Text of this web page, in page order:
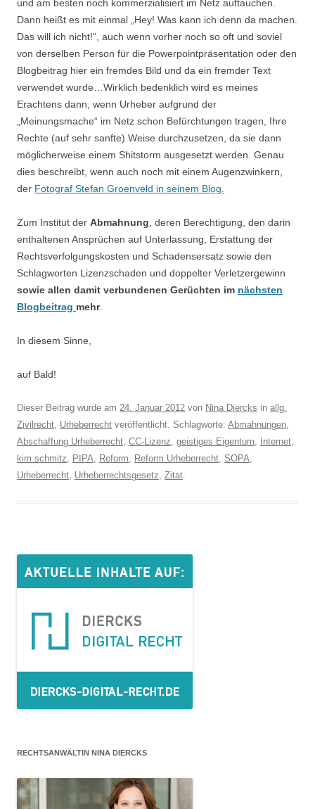
und am besten noch kommerzialisiert im Netz auftauchen.
Dann heißt es mit einmal „Hey! Was kann ich denn da machen.
Das will ich nicht!“, auch wenn vorher noch so oft und soviel
von derselben Person für die Powerpointpräsentation oder den
Blogbeitrag hier ein fremdes Bild und da ein fremder Text
verwendet wurde…Wirklich bedenklich wird es meines
Erachtens dann, wenn Urheber aufgrund der
„Meinungsmache“ im Netz schon Befürchtungen tragen, Ihre
Rechte (auf sehr sanfte) Weise durchzusetzen, da sie dann
möglicherweise einem Shitstorm ausgesetzt werden. Genau
dies beschreibt, wenn auch noch mit einem Augenzwinkern,
der Fotograf Stefan Groenveld in seinem Blog.
Zum Institut der Abmahnung , deren Berechtigung, den darin
enthaltenen Ansprüchen auf Unterlassung, Erstattung der
Rechtsverfolgungskosten und Schadensersatz sowie den
Schlagworten Lizenzschaden und doppelter Verletzergewinn
sowie allen damit verbundenen Gerüchten im nächsten
Blogbeitrag mehr.
In diesem Sinne,
auf Bald!
Dieser Beitrag wurde am 24. Januar 2012 von Nina Diercks in allg.
Zivilrecht, Urheberrecht veröffentlicht. Schlagworte: Abmahnungen,
Abschaffung Urheberrecht, CC-Lizenz, geistiges Eigentum, Internet,
kim schmitz, PIPA, Reform, Reform Urheberrecht, SOPA,
Urheberrecht, Urheberrechtsgesetz, Zitat.
RECHTSANWÄLTIN NINA DIERCKS